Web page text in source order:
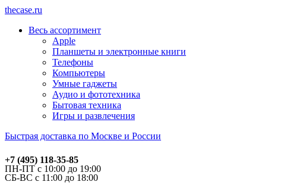
thecase.ru
Весь ассортимент
Apple
Планшеты и электронные книги
Телефоны
Компьютеры
Умные гаджеты
Аудио и фототехника
Бытовая техника
Игры и развлечения
Быстрая доставка по Москве и России
+7 (495) 118-35-85
ПН-ПТ с 10:00 до 19:00
СБ-ВС с 11:00 до 18:00